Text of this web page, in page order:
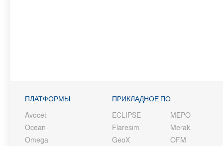
ПЛАТФОРМЫ
Avocet
Ocean
Omega
ПРИКЛАДНОЕ ПО
ECLIPSE
Flaresim
GeoX
MEPO
Merak
OFM